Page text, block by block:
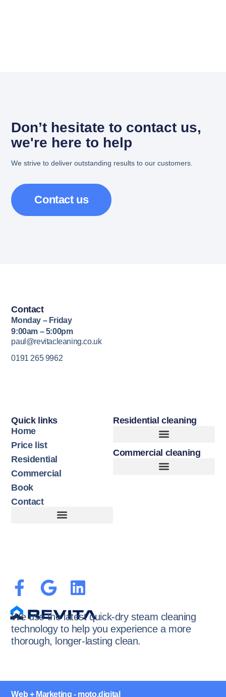
Don’t hesitate to contact us,
we're here to help
We strive to deliver outstanding results to our customers.
Contact us
We use the latest quick-dry steam cleaning
technology to help you experience a more
thorough, longer-lasting clean.
Residential cleaning
Commercial cleaning
Quick links
Home
Price list
Residential
Commercial
Book
Contact
Contact
Monday – Friday
9:00am – 5:00pm
paul@revitacleaning.co.uk
0191 265 9962
Web + Marketing - moto.digital